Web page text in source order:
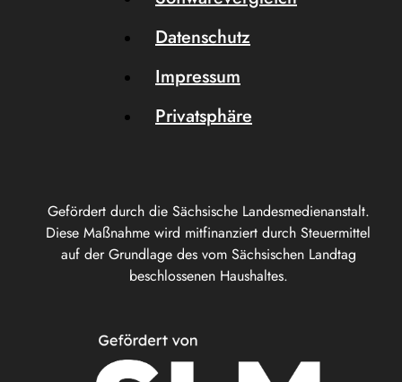
Gefördert durch die Sächsische Landesmedienanstalt.
Diese Maßnahme wird mitfinanziert durch Steuermittel
auf der Grundlage des vom Sächsischen Landtag
beschlossenen Haushaltes.
Datenschutz
Impressum
Privatsphäre